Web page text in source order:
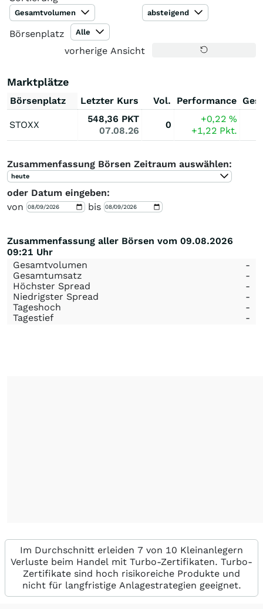
Gesamtvolumen absteigend
Börsenplatz Alle
vorherige Ansicht
Marktplätze
Börsenplatz Letzter Kurs Vol. Performance
STOXX
548,36 PKT
07.08.26
0
+0,22%
+1,22 Pkt.
Zusammenfassung Börsen Zeitraum auswählen:
heute
oder Datum eingeben:
von
bis
Zusammenfassung aller Börsen vom 09.08.2026
09:21 Uhr
Gesamtvolumen
-
Gesamtumsatz
-
Höchster Spread
-
Niedrigster Spread
-
Tageshoch
-
Tagestief
-
Im Durchschnitt erleiden 7 von 10 Kleinanlegern
Verluste beim Handel mit Turbo-Zertifikaten. Turbo-
Zertifikate sind hoch risikoreiche Produkte und
nicht für langfristige Anlagestrategien geeignet.